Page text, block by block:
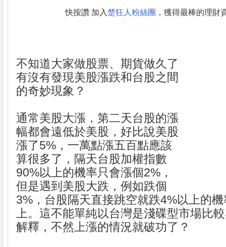
快按讚 加入楚狂人粉絲團 ，獲得最棒的理財
不知道大家做股票、期貨做久了
有沒有發現美股漲跌和台股之間
的奇妙現象？
通常美股大漲，第二天台股的漲
幅都會遠低於美股，好比說美股
漲了5%，一萬點漲五百點應該
算很多了，隔天台股加權指數
90%以上的機率只會漲個2%，
但是遇到美股大跌，例如跌個
3%，台股隔天直接跳空就跌4%以上的
上。這不能單純以台灣是淺碟型市場比
解釋，不然上漲的情況就破功了？